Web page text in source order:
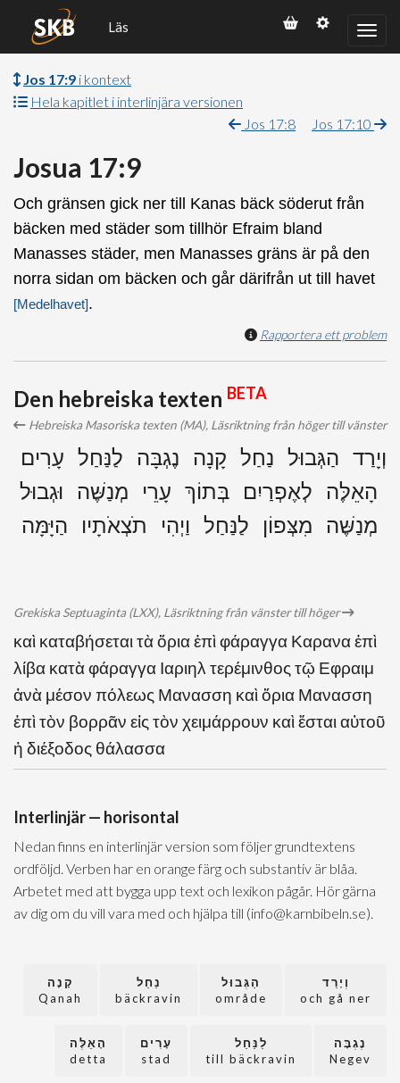
Läs
Jos 17:9 i kontext
Hela kapitlet i interlinjära versionen
Jos 17:8
Jos 17:10
Josua 17:9
Och gränsen gick ner till Kanas bäck söderut från
bäcken med städer som tillhör Efraim bland
Manasses städer, men Manasses gräns är på den
norra sidan om bäcken och går därifrån ut till havet
[Medelhavet].
Rapportera ett problem
Den hebreiska texten BETA
Hebreiska Masoriska texten (MA), Läsriktning från höger till vänster
וְיָרַד הַגְּבוּל נַחַל קָנָה נֶגְבָּה לַנַּחַל עָרִים
הָאֵלֶּה לְאֶפְרַיִם בְּתוֹךְ עָרֵי מְנַשֶּׁה וּגְבוּל
מְנַשֶּׁה מִצְּפוֹן לַנַּחַל וַיְהִי תֹצְאֹתָיו הַיָּמָּה
Grekiska Septuaginta (LXX), Läsriktning från vänster till höger
καὶ καταβήσεται τὰ ὅρια ἐπὶ φάραγγα Καρανα ἐπὶ
λίβα κατὰ φάραγγα Ιαριηλ τερέμινθος τῷ Εφραιμ
ἀνὰ μέσον πόλεως Μανασση καὶ ὅρια Μανασση
ἐπὶ τὸν βορρᾶν εἰς τὸν χειμάρρουν καὶ ἔσται αὐτοῦ
ἡ διέξοδος θάλασσα
Interlinjär — horisontal
Nedan finns en interlinjär version som följer grundtextens
ordföljd. Verben har en orange färg och substantiv är blåa.
Arbetet med att bygga upp text och lexikon pågår. Hör gärna
av dig om du vill vara med och hjälpa till (info@karnbibeln.se).
וְיָרַד
och gå ner
הַגְּבוּל
område
נַחַל
bäckravin
קָנָה
Qanah
נֶגְבָּה
Negev
לַנַּחַל
till bäckravin
עָרִים
stad
הָאֵלֶּה
detta